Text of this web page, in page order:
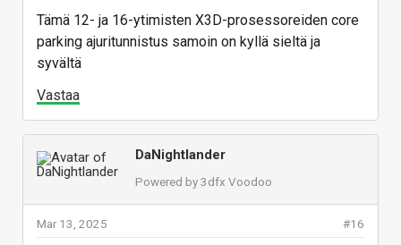
Tämä 12- ja 16-ytimisten X3D-prosessoreiden core
parking ajuritunnistus samoin on kyllä sieltä ja
syvältä
Vastaa
DaNightlander
Powered by 3dfx Voodoo
#16
Mar 13, 2025